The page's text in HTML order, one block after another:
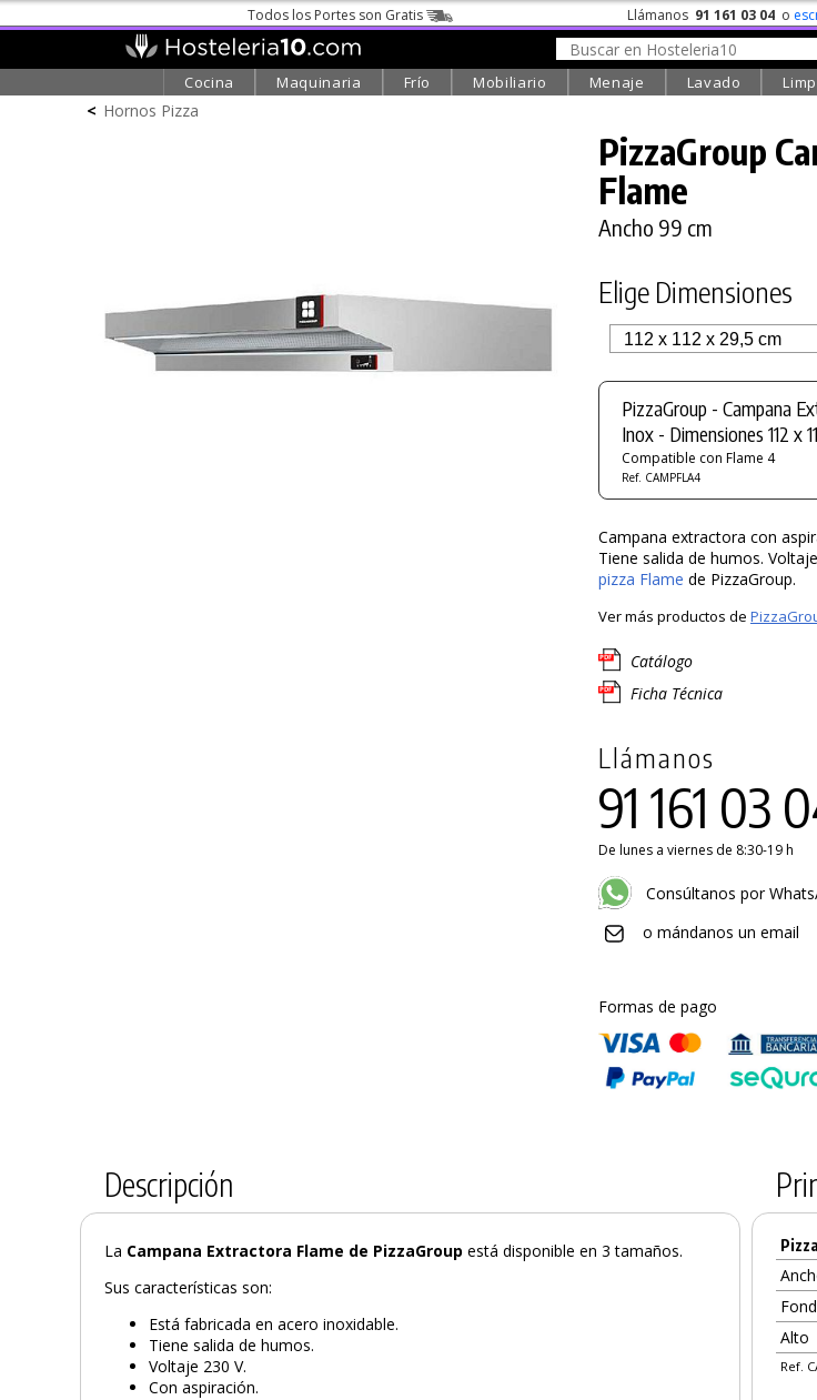
Todos los Portes son Gratis Llámanos 91 161 03 04 o
Cocina Maquinaria Frío Mobiliario Menaje Lavado
< Hornos Pizza
PizzaGroup
Flame
Ancho 99 cm
Elige Dimensiones
PizzaGroup - Campana
Inox - Dimensiones 112 x
Compatible con Flame 4
Ref. CAMPFLA4
Campana extractora con
Tiene salida de humos.
pizza Flame de PizzaGroup.
Ver más productos de
Catálogo
Ficha Técnica
Llámanos
91 161 03
De lunes a viernes de 8:30-19 h
Consúltanos por
o mándanos un email
Formas de pago
Descripción
La Campana Extractora Flame de PizzaGroupestá disponible en 3 tamaños.
Sus características son:
Está fabricada en acero inoxidable.
Tiene salida de humos.
Voltaje 230 V.
Con aspiración.
Alto
Ref.